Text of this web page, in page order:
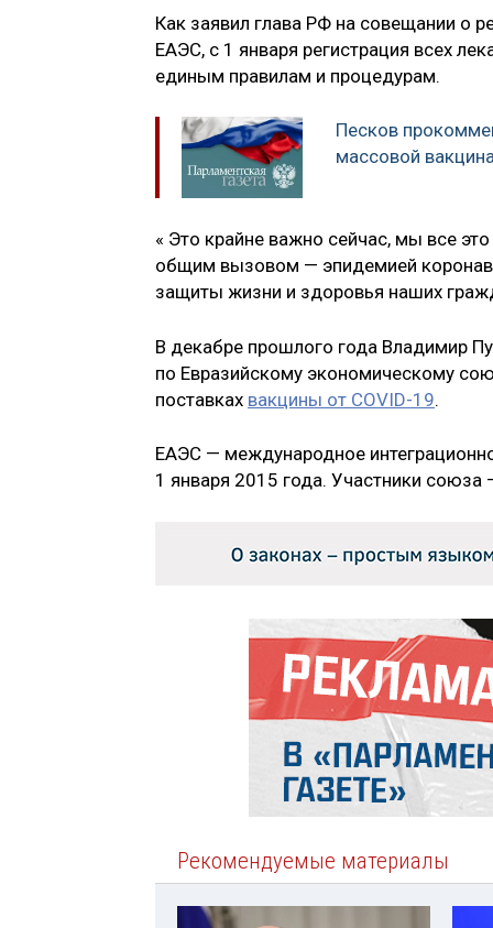
Как заявил глава РФ на совещании о
ЕАЭС, с 1 января регистрация всех
единым правилам и процедурам.
Песков
массовой
« Это крайне важно сейчас, мы все
общим вызовом — эпидемией
защиты жизни и здоровья наших
В декабре прошлого года Владимир
по Евразийскому экономическому
поставках вакцины от COVID-19.
ЕАЭС — международное
1 января 2015 года. Участники союза
Рекомендуемые материалы